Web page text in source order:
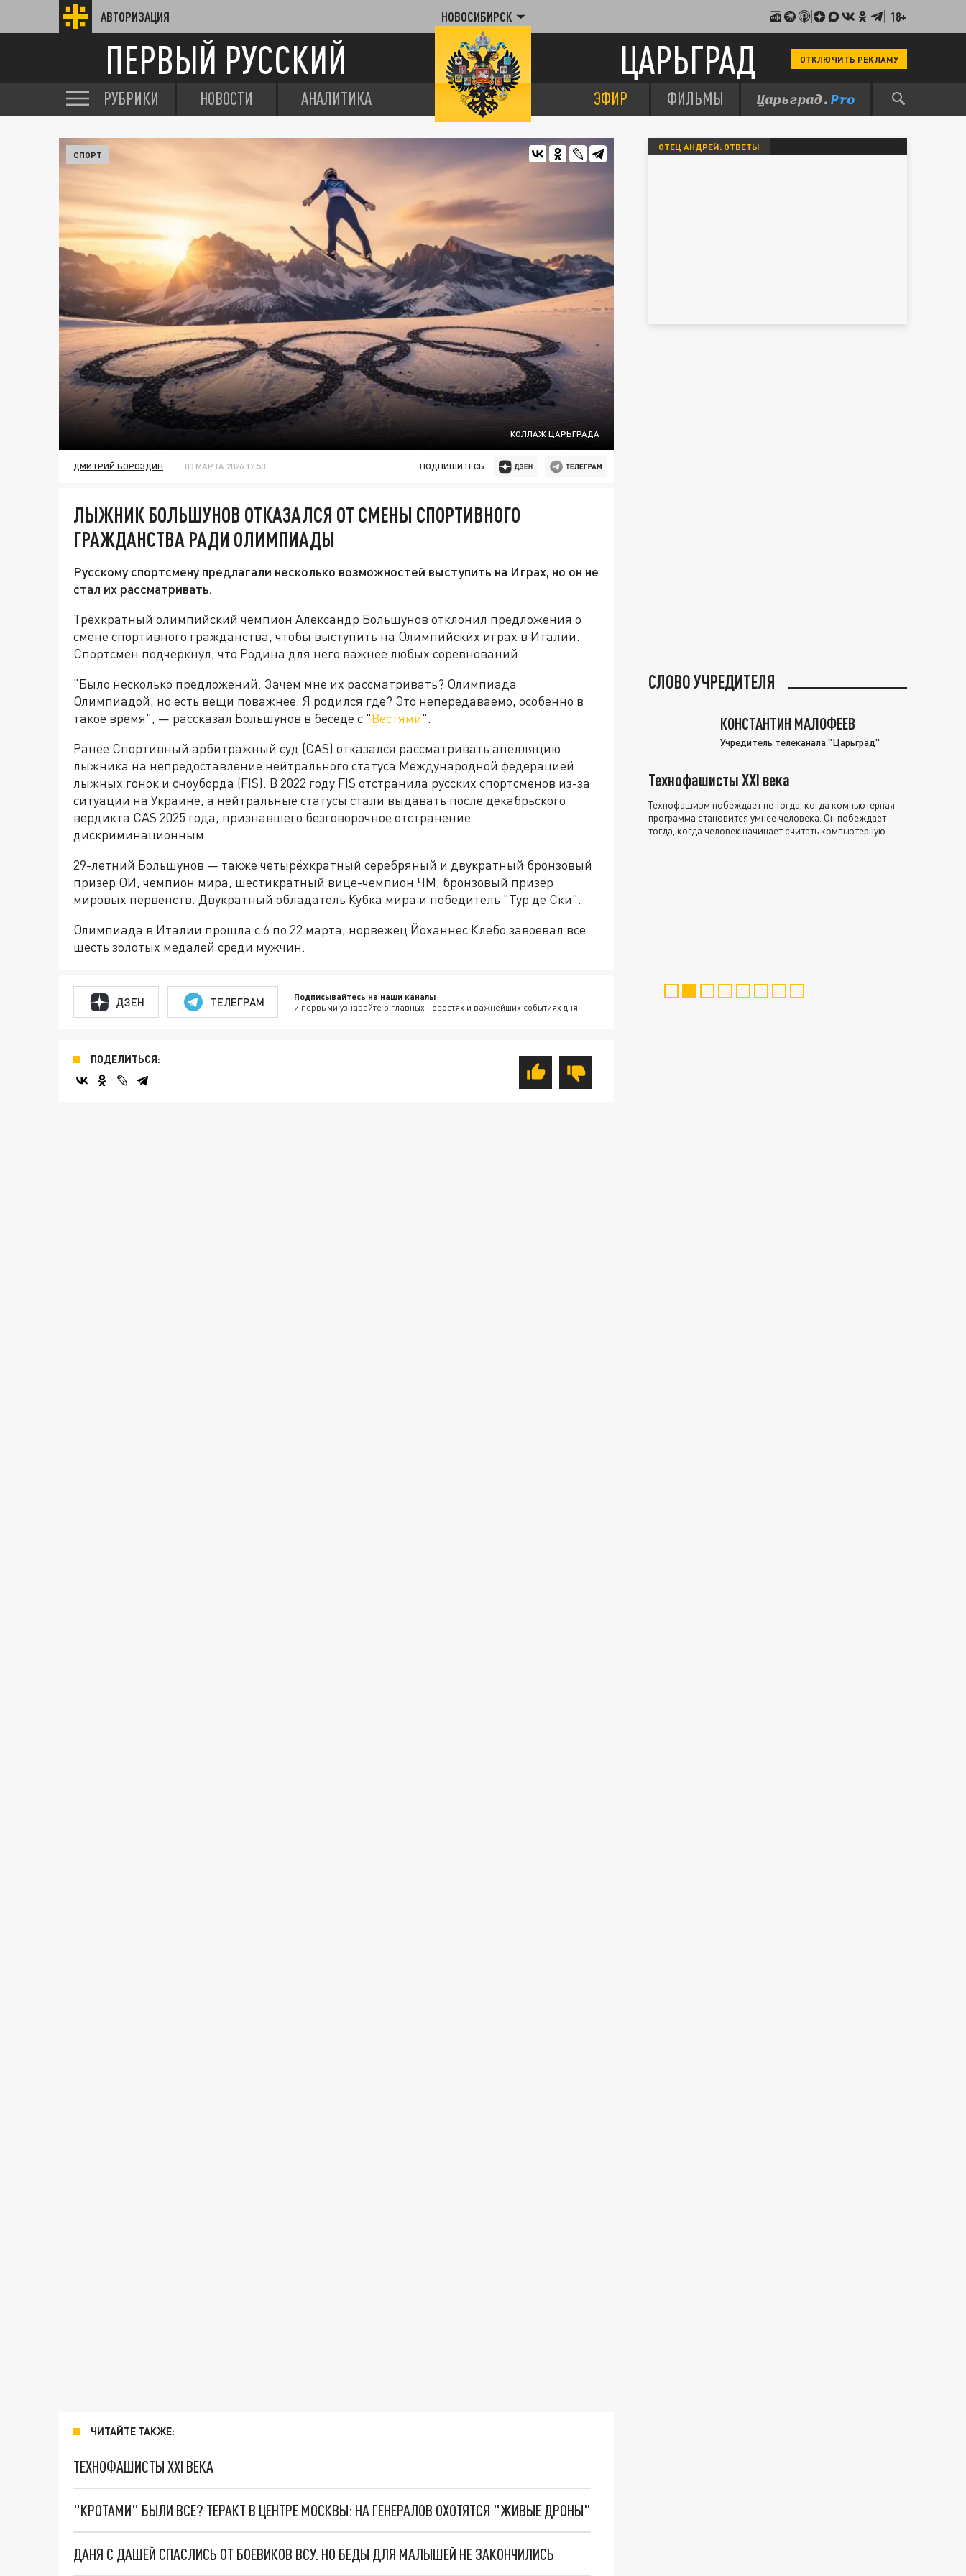
АВТОРИЗАЦИЯ НОВОСИБИРСК 18+
ПЕРВЫЙ РУССКИЙ ЦАРЬГРАД ОТКЛЮЧИТЬ РЕКЛАМУ
РУБРИКИ НОВОСТИ АНАЛИТИКА ЭФИР ФИЛЬМЫ
КОЛЛАЖ ЦАРЬГРАДА
СПОРТ
ДМИТРИЙ БОРОЗДИН 03 МАРТА 2026 12:53 ПОДПИШИТЕСЬ:
ЛЫЖНИК БОЛЬШУНОВ ОТКАЗАЛСЯ ОТ СМЕНЫ СПОРТИВНОГО
ГРАЖДАНСТВА РАДИ ОЛИМПИАДЫ
Русскому спортсмену предлагали несколько возможностей выступить на Играх, но он не
стал их рассматривать.
Трёхкратный олимпийский чемпион Александр Большунов отклонил предложения о
смене спортивного гражданства, чтобы выступить на Олимпийских играх в Италии.
Спортсмен подчеркнул, что Родина для него важнее любых соревнований.
"Было несколько предложений. Зачем мне их рассматривать? Олимпиада
Олимпиадой, но есть вещи поважнее. Я родился где? Это непередаваемо, особенно в
такое время", — рассказал Большунов в беседе с "Вестями".
Ранее Спортивный арбитражный суд (CAS) отказался рассматривать апелляцию
лыжника на непредоставление нейтрального статуса Международной федерацией
лыжных гонок и сноуборда (FIS). В 2022 году FIS отстранила русских спортсменов из-за
ситуации на Украине, а нейтральные статусы стали выдавать после декабрьского
вердикта CAS 2025 года, признавшего безговорочное отстранение
дискриминационным.
29-летний Большунов — также четырёхкратный серебряный и двукратный бронзовый
призёр ОИ, чемпион мира, шестикратный вице-чемпион ЧМ, бронзовый призёр
мировых первенств. Двукратный обладатель Кубка мира и победитель "Тур де Ски".
Олимпиада в Италии прошла с 6 по 22 марта, норвежец Йоханнес Клебо завоевал все
шесть золотых медалей среди мужчин.
ДЗЕН ТЕЛЕГРАМ Подписывайтесь на наши каналы
и первыми узнавайте о главных новостях и важнейших событиях дня.
ПОДЕЛИТЬСЯ:
ЧИТАЙТЕ ТАКЖЕ:
ТЕХНОФАШИСТЫ XXI ВЕКА
"КРОТАМИ" БЫЛИ ВСЕ? ТЕРАКТ В ЦЕНТРЕ МОСКВЫ: НА ГЕНЕРАЛОВ ОХОТЯТСЯ "ЖИВЫЕ ДРОНЫ"
ДАНЯ С ДАШЕЙ СПАСЛИСЬ ОТ БОЕВИКОВ ВСУ. НО БЕДЫ ДЛЯ МАЛЫШЕЙ НЕ ЗАКОНЧИЛИСЬ
ОТЕЦ АНДРЕЙ: ОТВЕТЫ
СЛОВО УЧРЕДИТЕЛЯ
КОНСТАНТИН МАЛОФЕЕВ
Учредитель телеканала "Царьград"
Технофашисты XXI века
Технофашизм побеждает не тогда, когда компьютерная
программа становится умнее человека. Он побеждает
тогда, когда человек начинает считать компьютерную